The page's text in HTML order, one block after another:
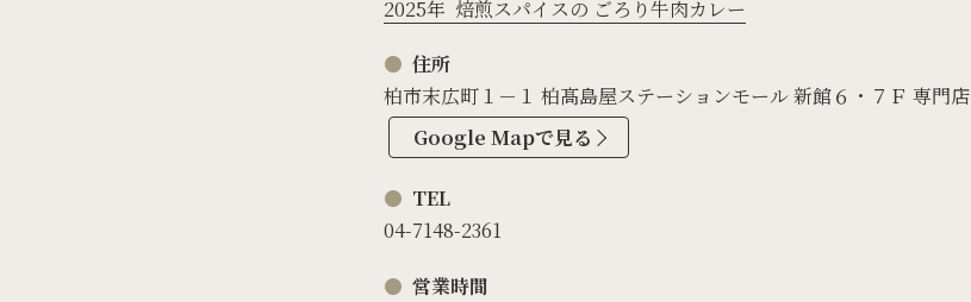
2025年 焙煎スパイスの ごろり牛肉カレー
住所
柏市末広町１－１ 柏髙島屋ステーションモール 新館６・７Ｆ 専門店
Google Mapで見る
TEL
04-7148-2361
営業時間